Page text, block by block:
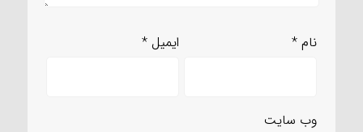
نام* ایمیل*
وب‌ سایت